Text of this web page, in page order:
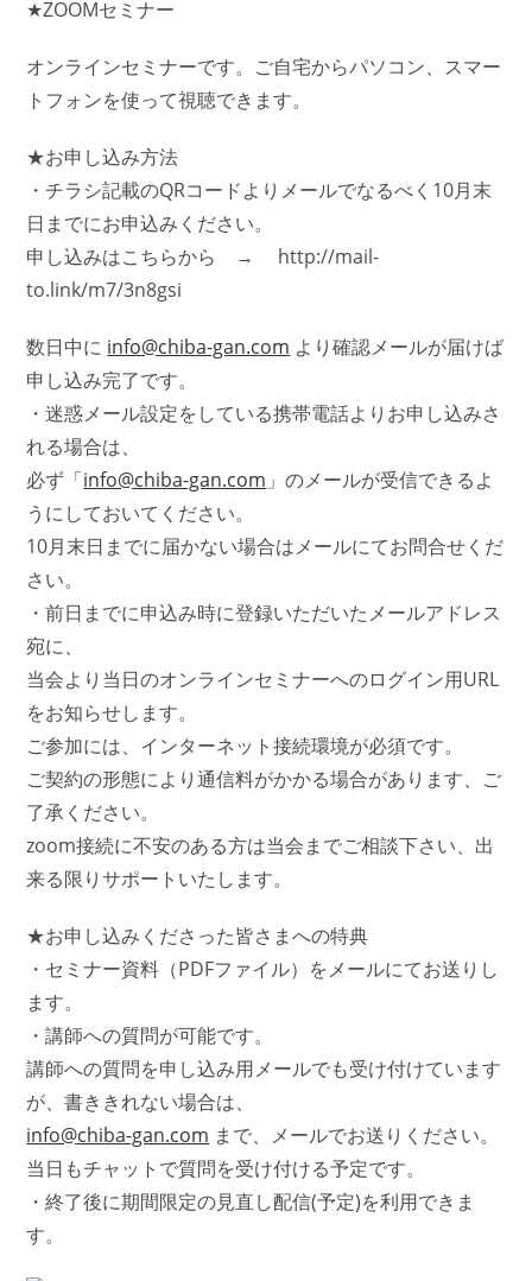
★ZOOMセミナー
オンラインセミナーです。ご自宅からパソコン、スマー
トフォンを使って視聴できます。
★お申し込み方法
・チラシ記載のQRコードよりメールでなるべく10月末
日までにお申込みください。
申し込みはこちらから → http://mail-
to.link/m7/3n8gsi
数日中に info@chiba-gan.com より確認メールが届けば
申し込み完了です。
・迷惑メール設定をしている携帯電話よりお申し込みさ
れる場合は、
必ず「info@chiba-gan.com 」のメールが受信できるよ
うにしておいてください。
10月末日までに届かない場合はメールにてお問合せくだ
さい。
・前日までに申込み時に登録いただいたメールアドレス
宛に、
当会より当日のオンラインセミナーへのログイン用URL
をお知らせします。
ご参加には、インターネット接続環境が必須です。
ご契約の形態により通信料がかかる場合があります、ご
了承ください。
zoom接続に不安のある方は当会までご相談下さい、出
来る限りサポートいたします。
★お申し込みくださった皆さまへの特典
・セミナー資料（PDFファイル）をメールにてお送りし
ます。
・講師への質問が可能です。
講師への質問を申し込み用メールでも受け付けています
が、書ききれない場合は、
info@chiba-gan.com まで、メールでお送りください。
当日もチャットで質問を受け付ける予定です。
・終了後に期間限定の見直し配信(予定)を利用できま
す。